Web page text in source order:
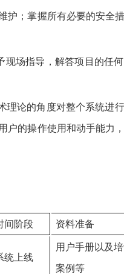
；掌握所有必要的安全
场指导，解答项目的任
的角度对整个系统进行
的操作使用和动手能力
间阶段 资料准备
统上线
用户手册以及
案例等